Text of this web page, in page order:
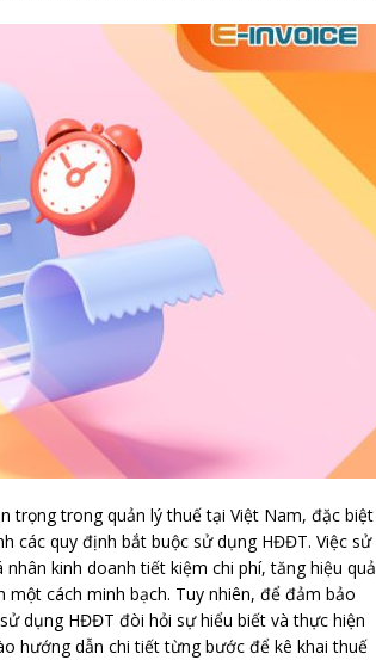
trong quản lý thuế tại Việt Nam, đặc biệt
các quy định bắt buộc sử dụng HĐĐT. Việc sử
kinh doanh tiết kiệm chi phí, tăng hiệu quả
cách minh bạch. Tuy nhiên, để đảm bảo
dụng HĐĐT đòi hỏi sự hiểu biết và thực hiện
hướng dẫn chi tiết từng bước để kê khai thuế